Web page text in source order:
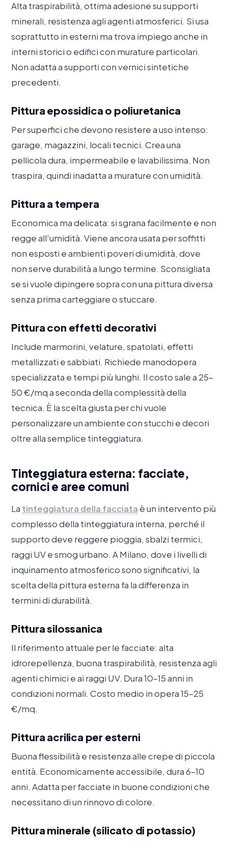
Alta traspirabilità, ottima adesione su supporti
minerali, resistenza agli agenti atmosferici. Si usa
soprattutto in esterni ma trova impiego anche in
interni storici o edifici con murature particolari.
Non adatta a supporti con vernici sintetiche
precedenti.
Pittura epossidica o poliuretanica
Per superfici che devono resistere a uso intenso:
garage, magazzini, locali tecnici. Crea una
pellicola dura, impermeabile e lavabilissima. Non
traspira, quindi inadatta a murature con umidità.
Pittura a tempera
Economica ma delicata: si sgrana facilmente e non
regge all'umidità. Viene ancora usata per soffitti
non esposti e ambienti poveri di umidità, dove
non serve durabilità a lungo termine. Sconsigliata
se si vuole dipingere sopra con una pittura diversa
senza prima carteggiare o stuccare.
Pittura con effetti decorativi
Include marmorini, velature, spatolati, effetti
metallizzati e sabbiati. Richiede manodopera
specializzata e tempi più lunghi. Il costo sale a 25–
50 €/mq a seconda della complessità della
tecnica. È la scelta giusta per chi vuole
personalizzare un ambiente con stucchi e decori
oltre alla semplice tinteggiatura.
Tinteggiatura esterna: facciate,
cornici e aree comuni
La tinteggiatura della facciata è un intervento più
complesso della tinteggiatura interna, perché il
supporto deve reggere pioggia, sbalzi termici,
raggi UV e smog urbano. A Milano, dove i livelli di
inquinamento atmosferico sono significativi, la
scelta della pittura esterna fa la differenza in
termini di durabilità.
Pittura silossanica
Il riferimento attuale per le facciate: alta
idrorepellenza, buona traspirabilità, resistenza agli
agenti chimici e ai raggi UV. Dura 10–15 anni in
condizioni normali. Costo medio in opera 15–25
€/mq.
Pittura acrilica per esterni
Buona flessibilità e resistenza alle crepe di piccola
entità. Economicamente accessibile, dura 6–10
anni. Adatta per facciate in buone condizioni che
necessitano di un rinnovo di colore.
Pittura minerale (silicato di potassio)